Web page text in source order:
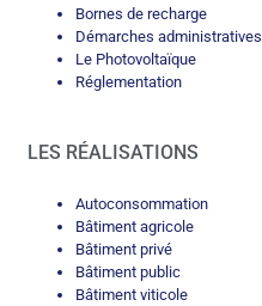
Bornes de recharge
Démarches administratives
Le Photovoltaïque
Réglementation
LES RÉALISATIONS
Autoconsommation
Bâtiment agricole
Bâtiment privé
Bâtiment public
Bâtiment viticole